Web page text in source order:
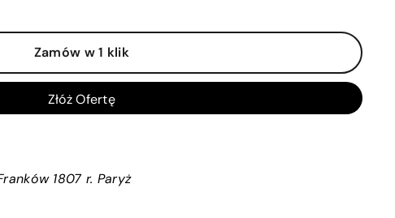
Zamów w 1 klik
Złóż Ofertę
1807 r. Paryż